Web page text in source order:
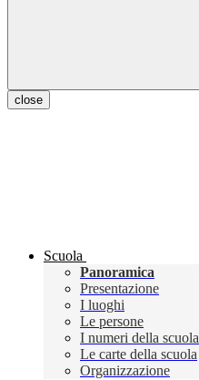
close
Scuola
Panoramica
Presentazione
I luoghi
Le persone
I numeri della scuola
Le carte della scuola
Organizzazione